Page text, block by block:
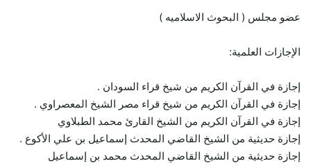
عضو مجلس ( البحوث الاسلاميه )
الإجازات العلمية:
إجازة في القرآن الكريم من شيخ قراء السودان .
إجازة في القرآن الكريم من شيخ قراء مصر الشيخ المعصراوي .
إجازة في القرآن الكريم من الشيخ القارئ محمد الطبلاوي
إجازة حديثية من الشيخ القاضي المحدث إسماعيل بن علي الأكوع .
إجازة حديثية من الشيخ القاضي المحدث محمد بن إسماعيل